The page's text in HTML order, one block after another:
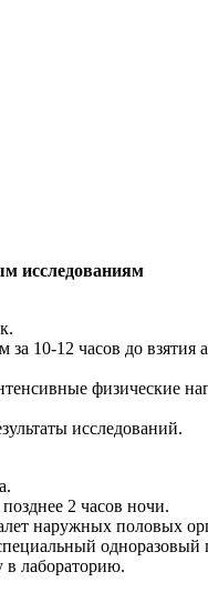
исследованиям
10-12 часов до взятия
физические
исследований.
2 часов ночи.
наружных половых
одноразовый
в лабораторию.